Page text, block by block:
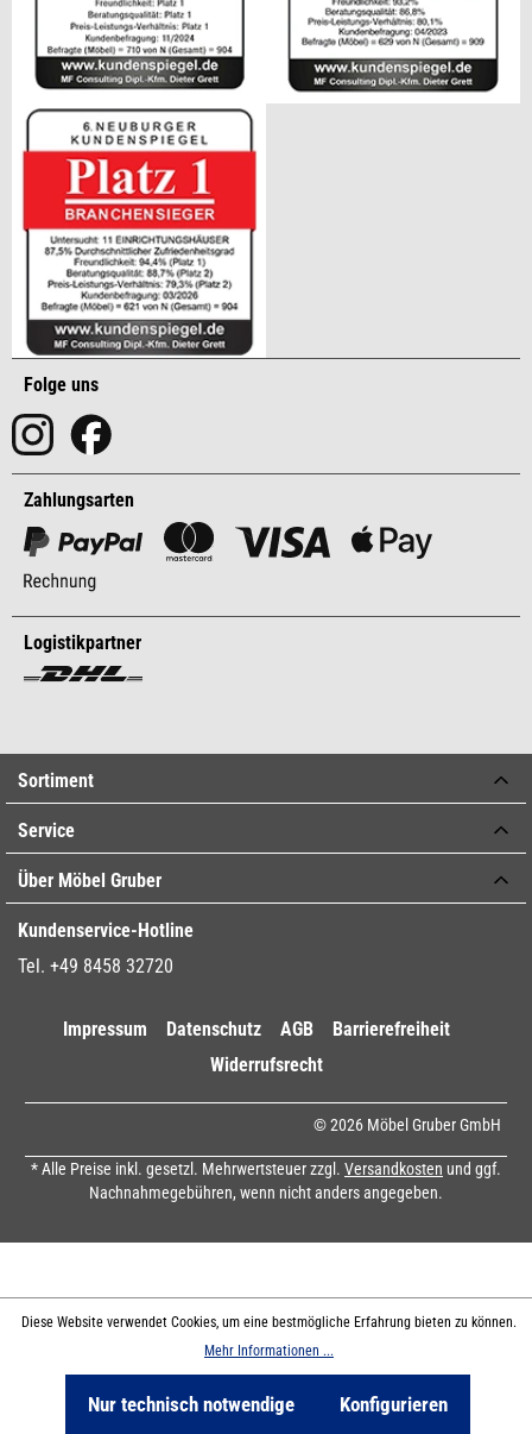
Folge uns
Zahlungsarten
Logistikpartner
Sortiment
Service
Über Möbel Gruber
Kundenservice-Hotline
Tel. +49 8458 32720
Impressum Datenschutz AGB
Barrierefreiheit
Widerrufsrecht
© 2026 Möbel Gruber GmbH
* Alle Preise inkl. gesetzl. Mehrwertsteuer zzgl. Versandkosten und ggf.
Nachnahmegebühren, wenn nicht anders angegeben.
Diese Website verwendet Cookies, um eine bestmögliche Erfahrung bieten zu können.
Mehr Informationen ...
Nur technisch notwendige Konfigurieren